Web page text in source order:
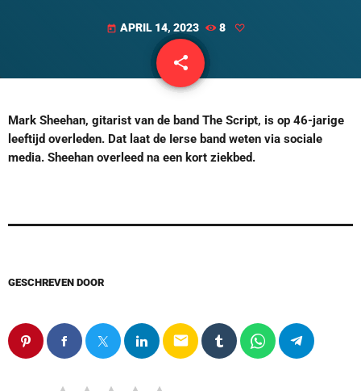
today APRIL 14, 2023 8
share
email
Mark Sheehan, gitarist van de band The Script, is op 46-jarige
leeftijd overleden. Dat laat de Ierse band weten via sociale
media. Sheehan overleed na een kort ziekbed.
GESCHREVEN DOOR
email